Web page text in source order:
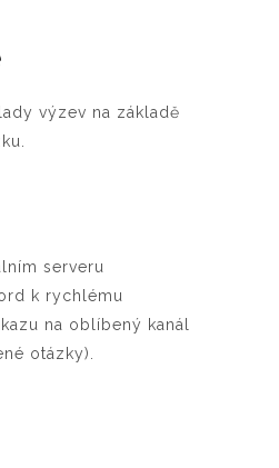
výzev na základě
serveru
k rychlému
na oblíbený kanál
otázky).